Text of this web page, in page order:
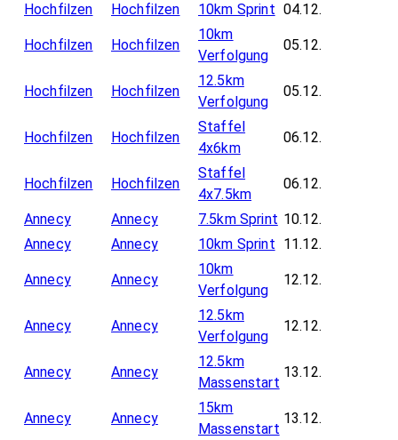
Hochfilzen
Hochfilzen 10km Sprint 04.12.
Hochfilzen Hochfilzen
10km
Verfolgung
05.12.
Hochfilzen Hochfilzen
12.5km
Verfolgung
05.12.
Hochfilzen Hochfilzen
Staffel
4x6km
06.12.
Hochfilzen Hochfilzen
Staffel
4x7.5km
06.12.
Annecy Annecy 7.5km Sprint 10.12.
Annecy
Annecy 10km Sprint 11.12.
Annecy Annecy
10km
Verfolgung
12.12.
Annecy Annecy
12.5km
Verfolgung
12.12.
Annecy Annecy
12.5km
Massenstart
13.12.
Annecy Annecy
15km
Massenstart
13.12.